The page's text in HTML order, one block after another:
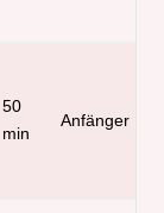
50
min
Anfänger